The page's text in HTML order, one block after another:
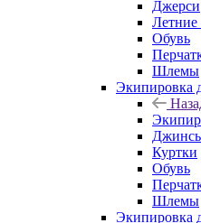
Джерси
Летние
Обувь
Шлемы
Экипировка
Куртки
Обувь
Шлемы
Экипировка